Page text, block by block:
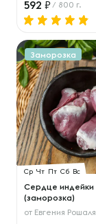
592 / 800 г.
Заморозка
Ср Чт Пт Сб Вс
Сердце индейки
(заморозка)
от Евгения Рошаля